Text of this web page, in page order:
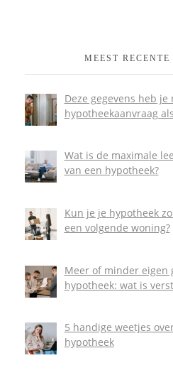
MEEST
Deze gegevens heb je
hypotheekaanvraag
Wat is de maximale
van een hypotheek?
Kun je je hypotheek
een volgende woning?
Meer of minder eigen
hypotheek: wat is
5 handige weetjes
hypotheek